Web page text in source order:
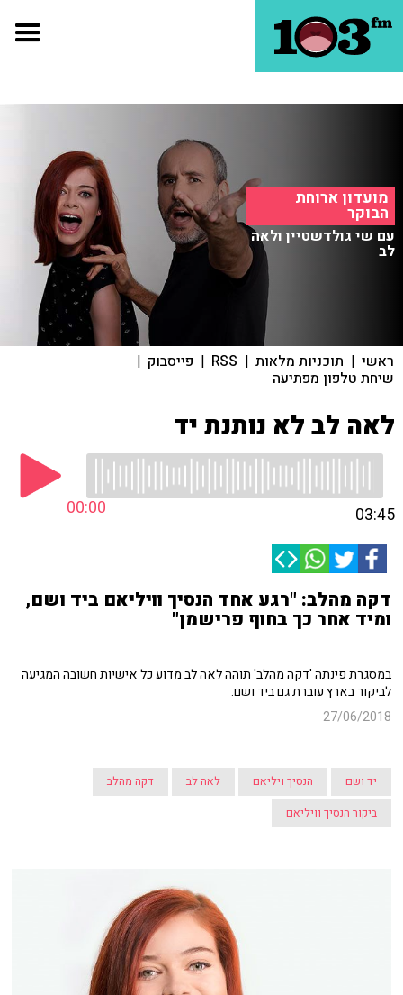
מועדון ארוחת
הבוקר
עם שי גולדשטיין ולאה
לב
ראשי | תוכניות מלאות |
RSS
| פייסבוק |
שיחת טלפון מפתיעה
לאה לב לא נותנת יד
00:00 03:45
דקה מהלב: "רגע אחד הנסיך וויליאם ביד ושם,
ומיד אחר כך בחוף פרישמן"
במסגרת פינתה 'דקה מהלב' תוהה לאה לב מדוע כל אישיות חשובה המגיעה
לביקור בארץ עוברת גם ביד ושם.
27/06/2018
יד ושם הנסיך ויליאם לאה לב
דקה מהלב
ביקור הנסיך וויליאם